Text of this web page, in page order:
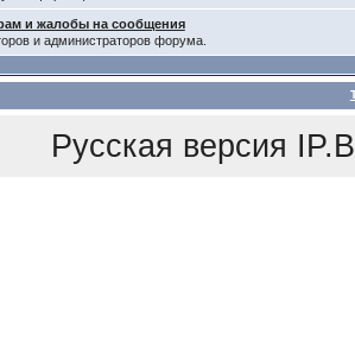
и жалобы на сообщения
и администраторов форума.
Русская версия